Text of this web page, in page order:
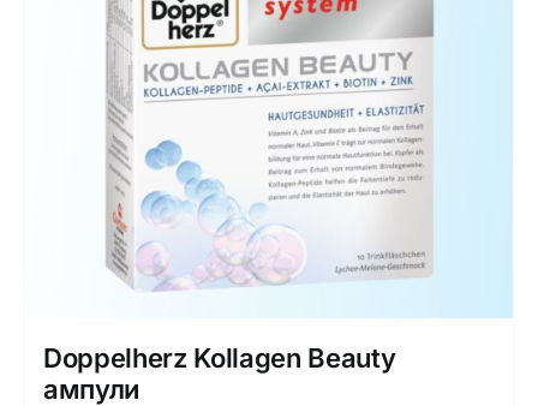
Doppelherz Kollagen Beauty
ампули